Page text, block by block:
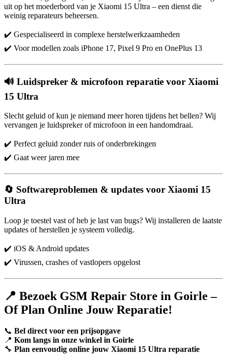
uit op het moederbord van je Xiaomi 15 Ultra – een dienst die
weinig reparateurs beheersen.
✔️ Gespecialiseerd in complexe herstelwerkzaamheden
✔️ Voor modellen zoals iPhone 17, Pixel 9 Pro en OnePlus 13
🔊 Luidspreker & microfoon reparatie voor Xiaomi
15 Ultra
Slecht geluid of kun je niemand meer horen tijdens het bellen? Wij
vervangen je luidspreker of microfoon in een handomdraai.
✔️ Perfect geluid zonder ruis of onderbrekingen
✔️ Gaat weer jaren mee
🔄 Softwareproblemen & updates voor Xiaomi 15
Ultra
Loop je toestel vast of heb je last van bugs? Wij installeren de laatste
updates of herstellen je systeem volledig.
✔️ iOS & Android updates
✔️ Virussen, crashes of vastlopers opgelost
📍 Bezoek GSM Repair Store in Goirle –
Of Plan Online Jouw Reparatie!
📞 Bel direct voor een prijsopgave
📍 Kom langs in onze winkel in Goirle
🔧 Plan eenvoudig online jouw Xiaomi 15 Ultra reparatie